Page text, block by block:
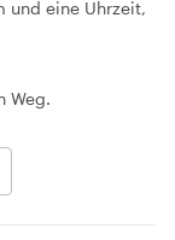
und eine Uhrzeit,
Weg.